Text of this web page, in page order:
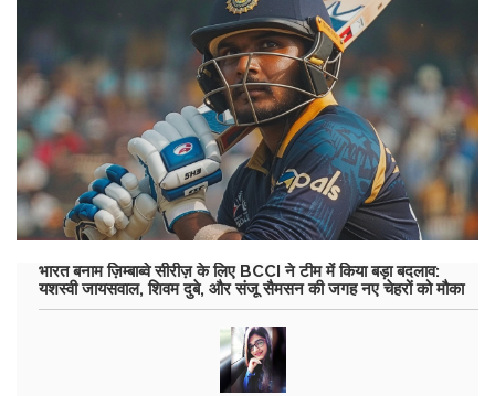
भारत बनाम ज़िम्बाब्वे सीरीज़ के लिए BCCI ने टीम में किया बड़ा बदलाव:
यशस्वी जायसवाल, शिवम दुबे, और संजू सैमसन की जगह नए चेहरों को मौका